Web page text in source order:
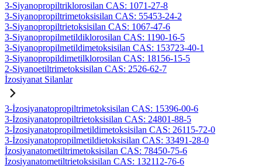
3-Siyanopropiltriklorosilan CAS: 1071-27-8
3-Siyanopropiltrimetoksisilan CAS: 55453-24-2
3-Siyanopropiltrietoksisilan CAS: 1067-47-6
3-Siyanopropilmetildiklorosilan CAS: 1190-16-5
3-Siyanopropilmetildimetoksisilan CAS: 153723-40-1
3-Siyanopropildimetilklorosilan CAS: 18156-15-5
2-Siyanoetiltrimetoksisilan CAS: 2526-62-7
İzosiyanat Silanlar
3-İzosiyanatopropiltrimetoksisilan CAS: 15396-00-6
3-İzosiyanatopropiltrietoksisilan CAS: 24801-88-5
3-İzosiyanatopropilmetildimetoksisilan CAS: 26115-72-0
3-İzosiyanatopropilmetildietoksisilan CAS: 33491-28-0
İzosiyanatometiltrimetoksisilan CAS: 78450-75-6
İzosiyanatometiltrietoksisilan CAS: 132112-76-6